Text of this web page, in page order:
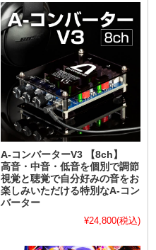
A-コンバーターV3 【8ch】
高音・中音・低音を個別で調節
視覚と聴覚で自分好みの音をお
楽しみいただける特別なA-コン
バーター
¥24,800(税込)